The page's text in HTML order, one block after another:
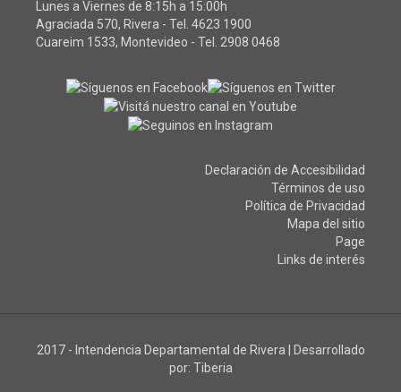
Lunes a Viernes de 8:15h a 15:00h
Agraciada 570, Rivera - Tel. 4623 1900
Cuareim 1533, Montevideo - Tel. 2908 0468
Declaración de Accesibilidad
Términos de uso
Política de Privacidad
Mapa del sitio
Page
Links de interés
2017 - Intendencia Departamental de Rivera
Desarrollado
por: Tiberia